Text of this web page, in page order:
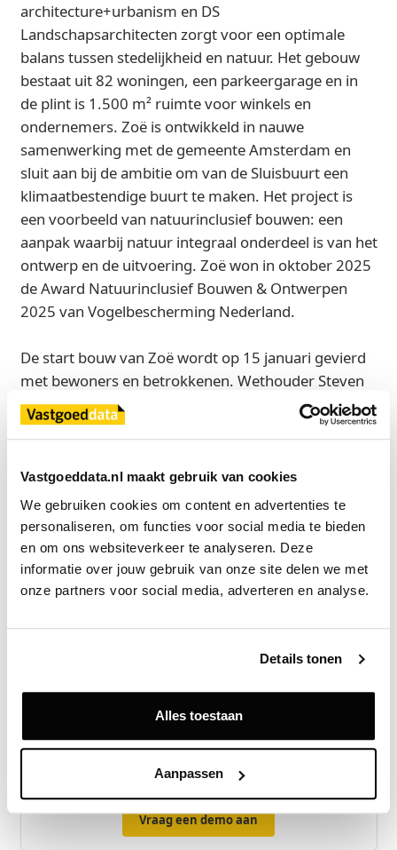
Vastgoeddata.nl maakt gebruik van cookies
We gebruiken cookies om content en advertenties te
personaliseren, om functies voor social media te bieden
en om ons websiteverkeer te analyseren. Deze
informatie over jouw gebruik van onze site delen we met
onze partners voor social media, adverteren en analyse.
Details tonen
Alles toestaan
Aanpassen
architecture+urbanism en DS
Landschapsarchitecten zorgt voor een optimale
balans tussen stedelijkheid en natuur. Het gebouw
bestaat uit 82 woningen, een parkeergarage en in
de plint is 1.500 m² ruimte voor winkels en
ondernemers. Zoë is ontwikkeld in nauwe
samenwerking met de gemeente Amsterdam en
sluit aan bij de ambitie om van de Sluisbuurt een
klimaatbestendige buurt te maken. Het project is
een voorbeeld van natuurinclusief bouwen: een
aanpak waarbij natuur integraal onderdeel is van het
ontwerp en de uitvoering. Zoë won in oktober 2025
de Award Natuurinclusief Bouwen & Ontwerpen
2025 van Vogelbescherming Nederland.
De start bouw van Zoë wordt op 15 januari gevierd
met bewoners en betrokkenen. Wethouder Steven
van Weyenberg van de gemeente Amsterdam geeft
hierbij het officiële startsein. Uitvoering van de
oplevering van Zoë staat gepland voor medio 2028.
Met deze mijlpaal wordt invulling gegeven aan de
gezamenlijke ambitie om duurzame stedelijke
ontwikkeling te versnellen en bewoners een
gezonde leefomgeving te bieden.
Exclusief voor licentiehouders
Zie direct welke partijen en panden betrokken zijn bij dit nieuws.
Deze informatie is alleen beschikbaar voor licentiehouders van
Vastgoeddata.
Vraag een demo aan